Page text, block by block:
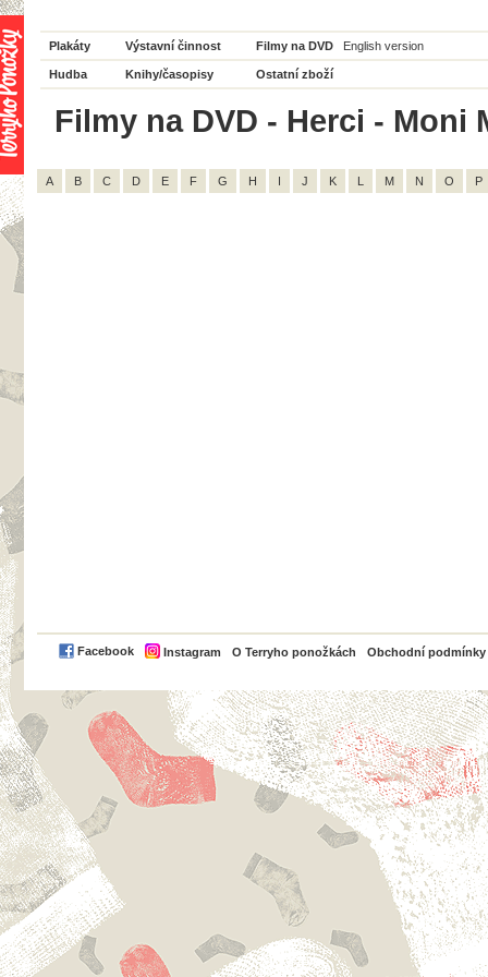
Plakáty Výstavní činnost Filmy na DVD English version
Hudba Knihy/časopisy Ostatní zboží
Filmy na DVD - Herci - Moni
A B C D E F G H I J K L M N O P
Facebook Instagram O Terryho ponožkách Obchodní podmínky
PayPal